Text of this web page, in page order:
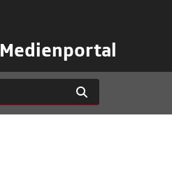
Medienportal